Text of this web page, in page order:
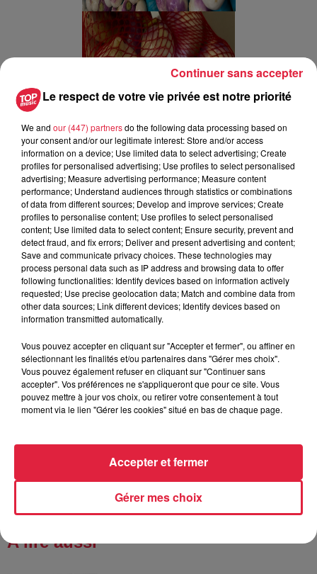
C'est en ce moment aussi la saison du "navet violet" que vous pouvez
déguster en soupe, en pot-au-feu. / @Top Music - CR
..........................................................
D'autres "crush" à découvrir :
Le crush du jour : la fabrique à bretzels
Le crush du jour : j'ai piloté un avion
Le crush du jour : la course d'orientation à Neubois
Le crush du jour : des sentiers poussettes dans la Vallée de
Villé
Publié : 11 janvier 2023 à 6h00 - Modifié : 30 octobre 2025 à
16h47 Celine Rinckel
A lire aussi
Le respect de votre vie privée est notre priorité
We and our (447) partnersdo the following data processing based on
your consent and/or our legitimate interest: Store and/or access
information on a device; Use limited data to select advertising; Create
profiles for personalised advertising; Use profiles to select personalised
advertising; Measure advertising performance; Measure content
performance; Understand audiences through statistics or combinations
of data from different sources; Develop and improve services; Create
profiles to personalise content; Use profiles to select personalised
content; Use limited data to select content; Ensure security, prevent and
detect fraud, and fix errors; Deliver and present advertising and content;
Save and communicate privacy choices. These technologies may
process personal data such as IP address and browsing data to offer
following functionalities: Identify devices based on information actively
requested; Use precise geolocation data; Match and combine data from
other data sources; Link different devices; Identify devices based on
information transmitted automatically.
Vous pouvez accepter en cliquant sur "Accepter et fermer", ou affiner en
sélectionnant les finalités et/ou partenaires dans "Gérer mes choix".
Vous pouvez également refuser en cliquant sur "Continuer sans
accepter". Vos préférences ne s'appliqueront que pour ce site. Vous
pouvez mettre à jour vos choix, ou retirer votre consentement à tout
moment via le lien "Gérer les cookies" situé en bas de chaque page.
Gérer mes choix
Accepter et fermer
Continuer sans accepter